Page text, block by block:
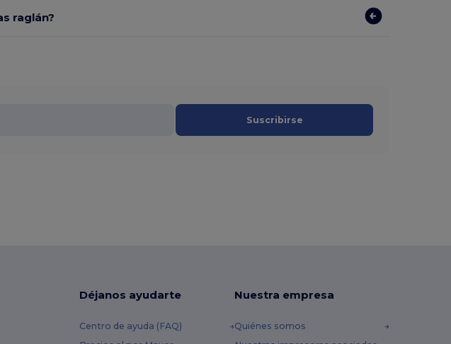
raglán?
Suscribirse
Déjanos ayudarte
Centro de ayuda (FAQ)
Nuestra empresa
Quiénes somos